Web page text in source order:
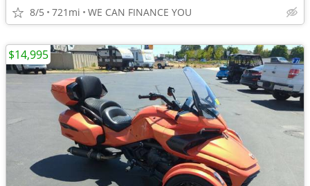
8/5 721mi WE CAN FINANCE YOU
$14,995